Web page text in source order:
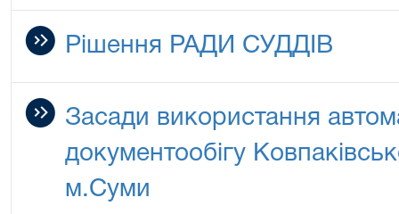
Рішення РАДИ СУДДІВ
Засади використання
документообігу
м.Суми